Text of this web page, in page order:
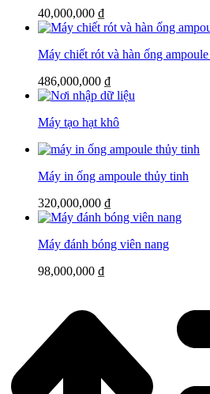
40,000,000 ₫
Máy chiết rót và hàn ống
486,000,000 ₫
Máy tạo hạt khô
Máy in ống ampoule thủy tinh
320,000,000 ₫
Máy đánh bóng viên nang
98,000,000 ₫